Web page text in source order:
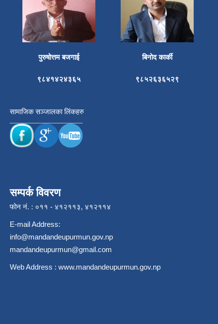
पुरुषोत्तम बजगाई बिनोद कार्की
९८४१४२४३६५ ९८५२६३६५२९
सामाजिक सञ्जालका लिंकहरु
सम्पर्क विवरण
फोन नं. : ०११ - ४१२११३, ४१२११४
E-mail Address:
info@mandandeupurmun.gov.np
mandandeupurmun@gmail.com
Web Address : www.mandandeupurmun.gov.np